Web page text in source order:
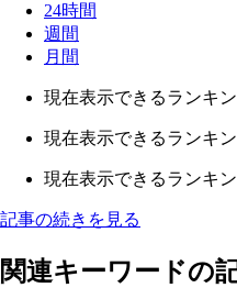
24時間
週間
月間
現在表示できるランキ
現在表示できるランキ
現在表示できるランキ
記事の続きを見る
関連キーワードの